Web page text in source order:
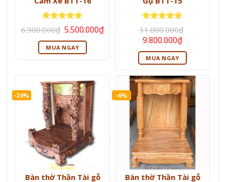
Được xếp
hạng 55
sao
6.900.000₫ Giá
gốc
là:
6.900.000₫.
5.500.000₫Giá
MUA NGAY
Được xếp
hạng55
sao
11.000.000₫
Giá
gốc
là:
11.000.000₫.
9.800.000₫Giá
tại
là:
MUA NGAY
-24%
Bàn thờ Thần Tài gỗ
-6%
Bàn thờ Thần Tài gỗ